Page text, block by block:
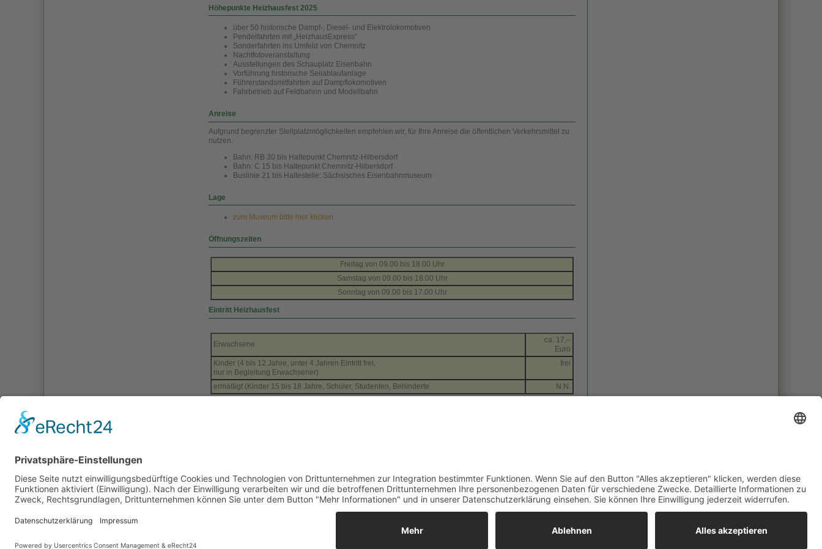
Höhepunkte Heizhausfest 2025
über 50 historische Dampf-, Diesel- und Elektrolokomotiven
Pendelfahrten mit „HeizhausExpress“
Sonderfahrten ins Umfeld von Chemnitz
Nachtfotoveranstaltung
Ausstellungen des Schauplatz Eisenbahn
Vorführung historische Seilablaufanlage
Führerstandsmitfahrten auf Dampflokomotiven
Fahrbetrieb auf Feldbahnn und Modellbahn
Anreise
Aufgrund begrenzter Stellplatzmöglichkeiten empfehlen wir, für Ihre Anreise die öffentlichen Verkehrsmittel zu
nutzen.
Bahn: RB 30 bis Haltepunkt Chemnitz-Hilbersdorf
Bahn: C 15 bis Haltepunkt Chemnitz-Hilbersdorf
Buslinie 21 bis Haltestelle: Sächsisches Eisenbahnmuseum
Lage
zum Museum bitte hier klicken
Öffnungszeiten
Freitag von 09.00 bis 18.00 Uhr
Samstag von 09.00 bis 18.00 Uhr
Sonntag von 09.00 bis 17.00 Uhr
Eintritt Heizhausfest
Erwachsene
ca. 17,–
Euro
Kinder (4 bis 12 Jahre, unter 4 Jahren Eintritt frei,
nur in Begleitung Erwachsener)
frei
ermäßigt (Kinder 15 bis 18 Jahre, Schüler, Studenten, Behinderte N.N.